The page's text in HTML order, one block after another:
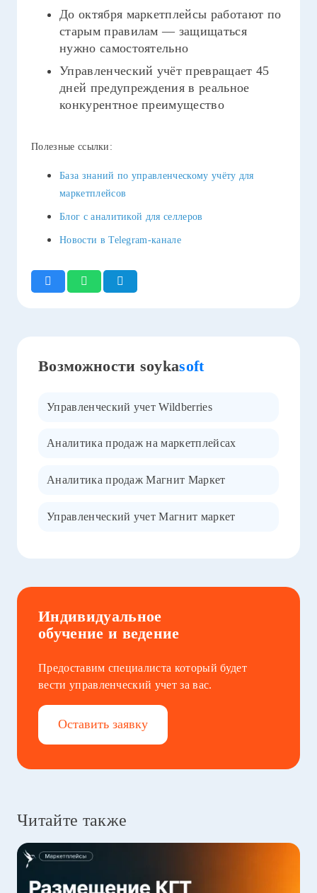
До октября маркетплейсы работают по
старым правилам — защищаться
нужно самостоятельно
Управленческий учёт превращает 45
дней предупреждения в реальное
конкурентное преимущество
Полезные ссылки:
База знаний по управленческому учёту для
маркетплейсов
Блог с аналитикой для селлеров
Новости в Telegram-канале
Возможности soykasoft
Управленческий учет Wildberries
Аналитика продаж на маркетплейсах
Аналитика продаж Магнит Маркет
Управленческий учет Магнит маркет
Индивидуальное
обучение и ведение
Предоставим специалиста который будет
вести управленческий учет за вас.
Оставить заявку
Читайте также